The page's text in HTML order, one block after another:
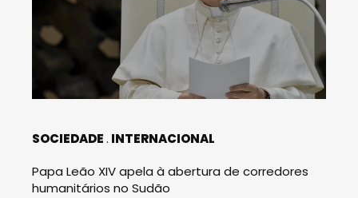
SOCIEDADE INTERNACIONAL
Papa Leão XIV apela à abertura de corredores
humanitários no Sudão